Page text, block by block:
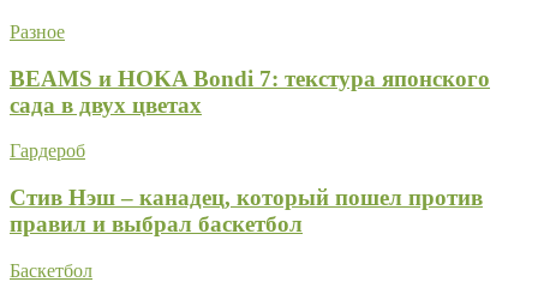
Разное
BEAMS и HOKA Bondi 7: текстура японского
сада в двух цветах
Гардероб
Стив Нэш – канадец, который пошел против
правил и выбрал баскетбол
Баскетбол